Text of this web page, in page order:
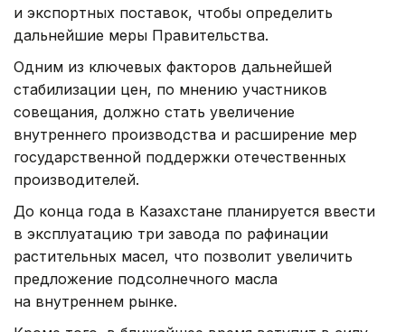
и экспортных поставок, чтобы определить
дальнейшие меры Правительства.
Одним из ключевых факторов дальнейшей
стабилизации цен, по мнению участников
совещания, должно стать увеличение
внутреннего производства и расширение мер
государственной поддержки отечественных
производителей.
До конца года в Казахстане планируется ввести
в эксплуатацию три завода по рафинации
растительных масел, что позволит увеличить
предложение подсолнечного масла
на внутреннем рынке.